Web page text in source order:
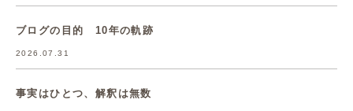
ブログの目的 10年の軌跡
2026.07.31
事実はひとつ、解釈は無数